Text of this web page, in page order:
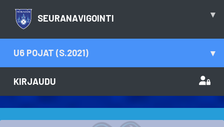
SEURANAVIGOINTI ▾
U6 POJAT (S.2021) ▾
KIRJAUDU